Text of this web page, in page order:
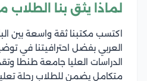
لماذا يثق بنا الطلاب
اكتسب مكتبنا ثقة واسعة بين
العربي بفضل احترافيتنا في
الدراسات العليا جامعة طنطا
متكامل يضمن للطلاب رحلة